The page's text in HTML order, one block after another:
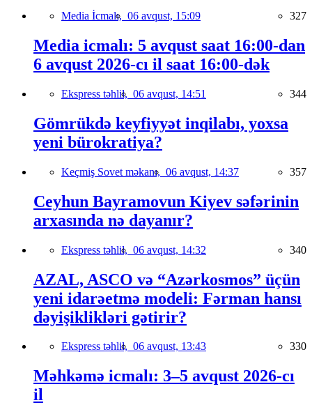
Media İcmalı, 06 avqust, 15:09 327
Media icmalı: 5 avqust saat 16:00-dan
6 avqust 2026-cı il saat 16:00-dək
Ekspress təhlil, 06 avqust, 14:51 344
Gömrükdə keyfiyyət inqilabı, yoxsa
yeni bürokratiya?
Keçmiş Sovet məkanı, 06 avqust, 14:37 357
Ceyhun Bayramovun Kiyev səfərinin
arxasında nə dayanır?
Ekspress təhlil, 06 avqust, 14:32 340
AZAL, ASCO və “Azərkosmos” üçün
yeni idarəetmə modeli: Fərman hansı
dəyişiklikləri gətirir?
Ekspress təhlil, 06 avqust, 13:43 330
Məhkəmə icmalı: 3–5 avqust 2026-cı
il